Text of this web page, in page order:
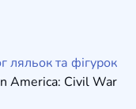
ляльок та фігурок
America: Civil War